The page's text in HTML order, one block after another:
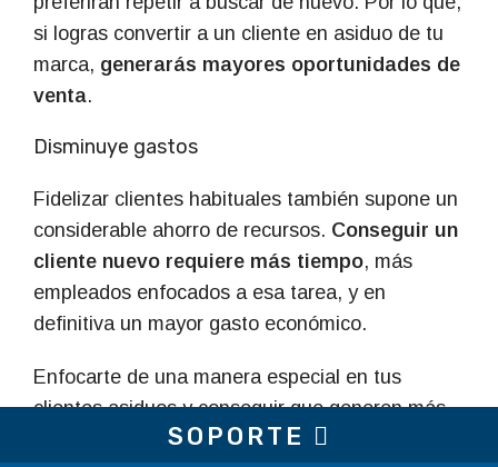
si logras convertir a un cliente en asiduo de tu
marca, generarás mayores oportunidades de
venta.
Disminuye gastos
Fidelizar clientes habituales también supone un
considerable ahorro de recursos. Conseguir un
cliente nuevo requiere más tiempo, más
empleados enfocados a esa tarea, y en
definitiva un mayor gasto económico.
Enfocarte de una manera especial en tus
clientes asiduos y conseguir que generen más
, te llevará en general un gasto mucho
SOPORTE